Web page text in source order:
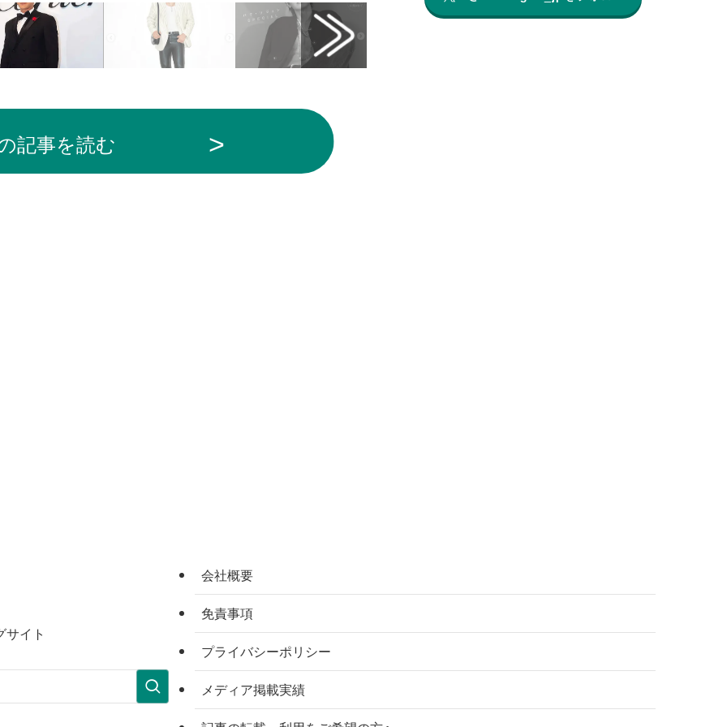
記事を読む
イト
会社概要
免責事項
プライバシーポリシー
メディア掲載実績